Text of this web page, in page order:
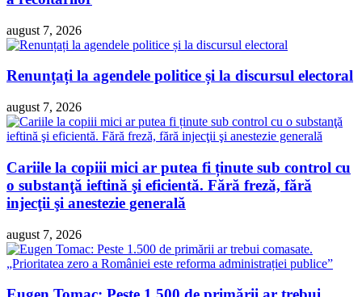
august 7, 2026
Renunțați la agendele politice și la discursul electoral
august 7, 2026
Cariile la copiii mici ar putea fi ținute sub control cu
o substanţă ieftină şi eficientă. Fără freză, fără
injecţii şi anestezie generală
august 7, 2026